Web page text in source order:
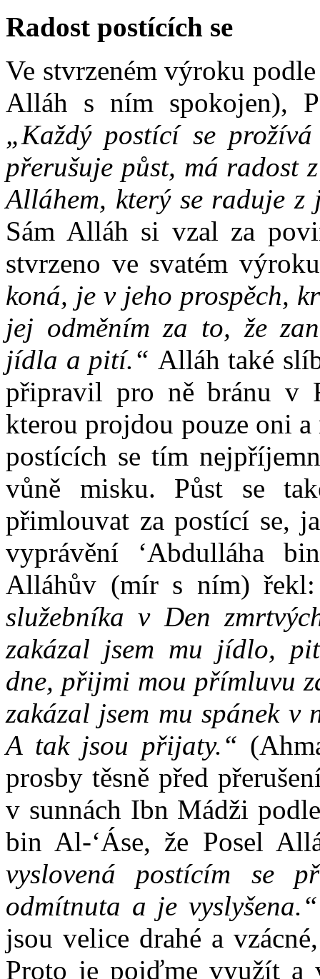
Radost postících se
Ve stvrzeném výroku
Alláh s ním spokojen),
„Každý postící se
přerušuje půst, má radost
Alláhem, který se raduje
Sám Alláh si vzal za
stvrzeno ve svatém
koná, je v jeho prospěch,
jej odměním za to, že
jídla a pití.“ Alláh také
připravil pro ně bránu v
kterou projdou pouze oni
postících se tím
vůně misku. Půst se
přimlouvat za postící se,
vyprávění ‘Abdulláha
Alláhův (mír s ním)
služebníka v Den
zakázal jsem mu jídlo,
dne, přijmi mou přímluvu
zakázal jsem mu spánek
A tak jsou přijaty.“
prosby těsně před
v sunnách Ibn Mádži
bin Al-‘Áse, že Posel
vyslovená postícím se
odmítnuta a je
jsou velice drahé a
Proto je pojďme využít a